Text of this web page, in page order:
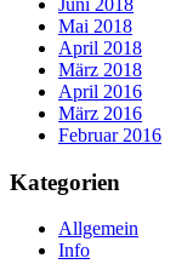
Juni 2018
Mai 2018
April 2018
März 2018
April 2016
März 2016
Februar 2016
Kategorien
Allgemein
Info